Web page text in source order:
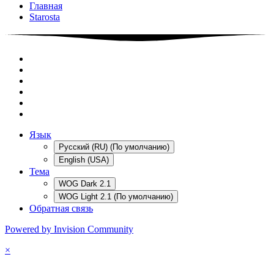
Главная
Starosta
Язык
Русский (RU) (По умолчанию)
English (USA)
Тема
WOG Dark 2.1
WOG Light 2.1 (По умолчанию)
Обратная связь
Powered by Invision Community
×